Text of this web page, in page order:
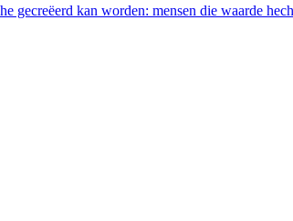
gecreëerd kan worden: mensen die waarde